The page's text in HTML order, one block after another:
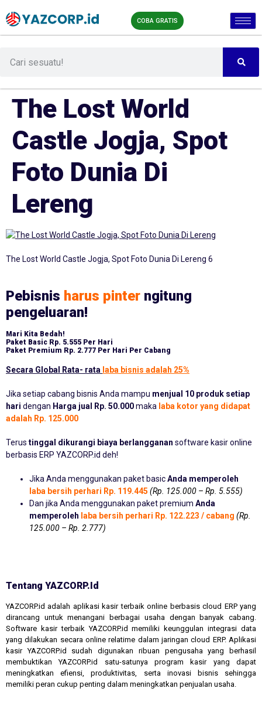
COBA GRATIS
The Lost World
Castle Jogja, Spot
Foto Dunia Di
Lereng
The Lost World Castle Jogja, Spot Foto Dunia Di Lereng 6
Pebisnis harus pinter ngitung
pengeluaran!
Mari Kita Bedah!
Paket Basic Rp. 5.555 Per Hari
Paket Premium Rp. 2.777 Per Hari Per Cabang
Secara Global Rata- rata laba bisnis adalah 25%
Jika setiap cabang bisnis Anda mampu menjual 10 produk setiap
hari dengan Harga jual Rp. 50.000maka laba kotor yang didapat
adalah Rp. 125.000
Terus tinggal dikurangi biaya berlangganan software kasir online
berbasis ERP YAZCORP.id deh!
Jika Anda menggunakan paket basicAnda memperoleh
laba bersih perhari Rp. 119.445 (Rp. 125.000 – Rp. 5.555)
Dan jika Anda menggunakan paket premium Anda
memperoleh laba bersih perhari Rp. 122.223 / cabang (Rp.
125.000 – Rp. 2.777)
Tentang YAZCORP.id
YAZCORP.id adalah aplikasi kasir terbaik online berbasis cloud ERP yang
dirancang untuk menangani berbagai usaha dengan banyak cabang.
Software kasir terbaik YAZCORP.id memiliki keunggulan integrasi data
yang dilakukan secara online relatime dalam jaringan cloud ERP. Aplikasi
kasir YAZCORP.id sudah digunakan ribuan pengusaha yang berhasil
membuktikan YAZCORP.id satu-satunya program kasir yang dapat
meningkatkan efiensi, produktivitas, serta inovasi bisnis sehingga
memiliki peran cukup penting dalam meningkatkan penjualan usaha.